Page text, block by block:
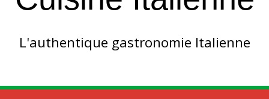
L'authentique gastronomie Italienne